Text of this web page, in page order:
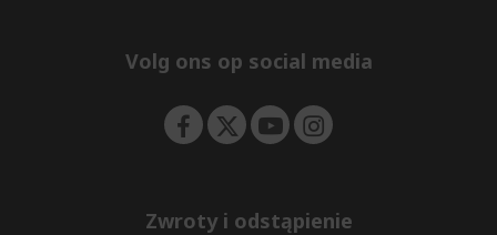
e
Volg ons op social media
Zwroty i odstąpienie